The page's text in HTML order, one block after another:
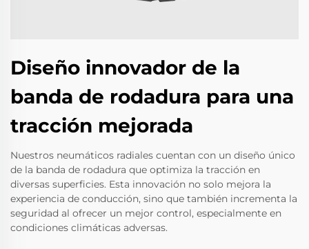
Diseño innovador de la
banda de rodadura para una
tracción mejorada
Nuestros neumáticos radiales cuentan con un diseño único
de la banda de rodadura que optimiza la tracción en
diversas superficies. Esta innovación no solo mejora la
experiencia de conducción, sino que también incrementa la
seguridad al ofrecer un mejor control, especialmente en
condiciones climáticas adversas.